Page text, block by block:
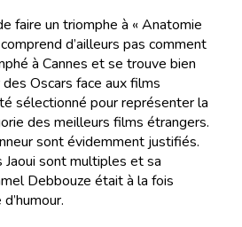
faire un triomphe à « Anatomie
d’ailleurs pas comment
à Cannes et se trouve bien
Oscars face aux films
sélectionné pour représenter la
des meilleurs films étrangers.
sont évidemment justifiés.
sont multiples et sa
Debbouze était à la fois